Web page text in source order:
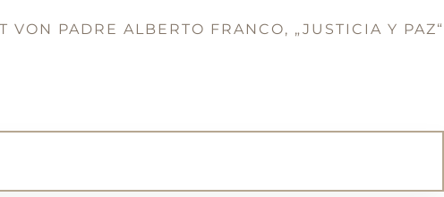
PADRE ALBERTO FRANCO, „JUSTICIA Y PAZ“